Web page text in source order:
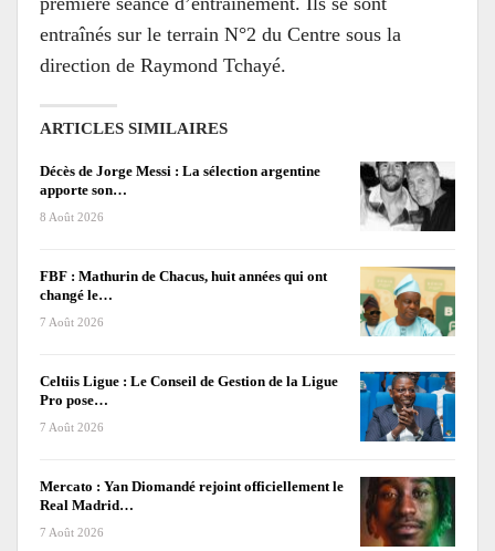
entraînés sur le terrain N°2 du Centre sous la
direction de Raymond Tchayé.
ARTICLES SIMILAIRES
Décès de Jorge Messi : La sélection argentine
apporte son…
8 Août 2026
FBF : Mathurin de Chacus, huit années qui ont
changé le…
7 Août 2026
Celtiis Ligue : Le Conseil de Gestion de la Ligue
Pro pose…
7 Août 2026
Mercato : Yan Diomandé rejoint officiellement le
Real Madrid…
7 Août 2026